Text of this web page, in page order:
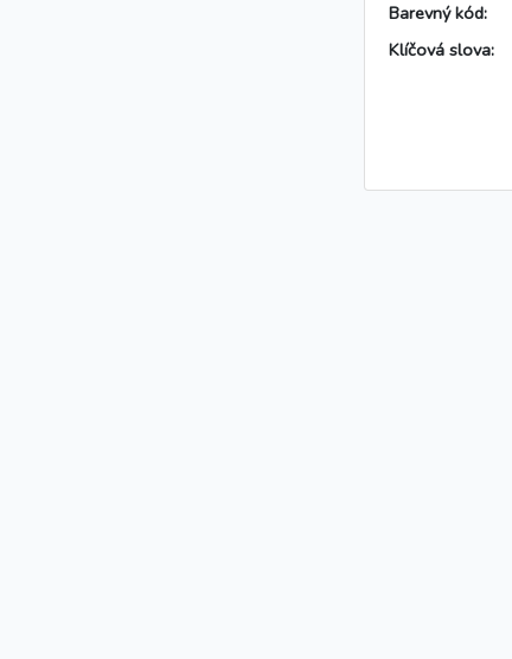
Barevný kód:
Klíčová slova: